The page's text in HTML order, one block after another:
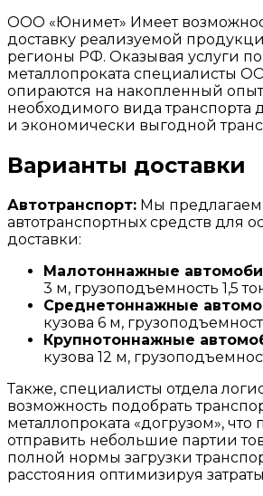
ООО «Юнимет» Имеет
доставку реализуемой
регионы РФ. Оказывая услуги по
металлопроката специалисты
опираются на накопленный
необходимого вида транспорта
и экономически выгодной
Варианты доставки
Автотранспорт: Мы предлагаем
автотранспортных средств для
доставки:
Малотоннажные
3 м, грузоподъемность 1,5
Среднетоннажные
кузова 6 м,
Крупнотоннажные
кузова 12 м,
Также, специалисты отдела
возможность подобрать
металлопроката «догрузом», что
отправить небольшие партии
полной нормы загрузки
расстояния оптимизируя